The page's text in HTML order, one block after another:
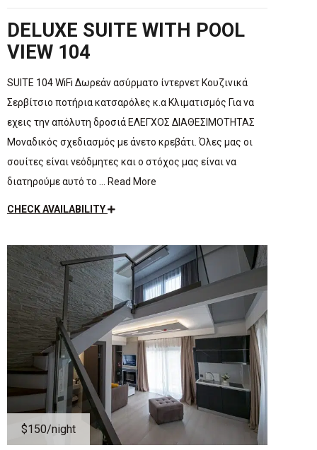
DELUXE SUITE WITH POOL
VIEW 104
SUITE 104 WiFi Δωρεάν ασύρματο ίντερνετ Κουζινικά
Σερβίτσιο ποτήρια κατσαρόλες κ.α Κλιματισμός Για να
εχεις την απόλυτη δροσιά ΕΛΕΓΧΟΣ ΔΙΑΘΕΣΙΜΟΤΗΤΑΣ
Μοναδικός σχεδιασμός με άνετο κρεβάτι. Όλες μας οι
σουίτες είναι νεόδμητες και ο στόχος μας είναι να
διατηρούμε αυτό το … Read More
CHECK AVAILABILITY
$150/night